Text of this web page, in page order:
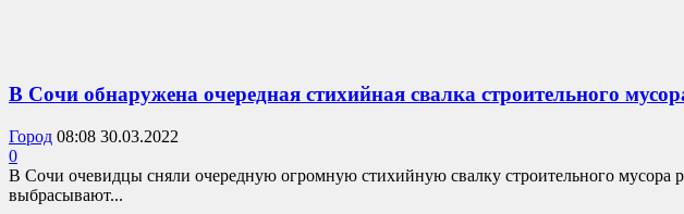
В Сочи обнаружена очередная стихийная свалка строительного
Город 08:08 30.03.2022
0
В Сочи очевидцы сняли очередную огромную стихийную свалку строительного мусора
выбрасывают...